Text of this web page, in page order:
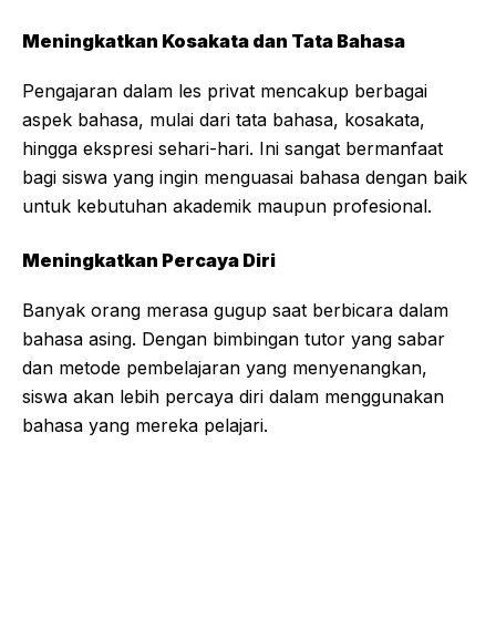
Meningkatkan Kosakata dan Tata Bahasa
Pengajaran dalam les privat mencakup berbagai
aspek bahasa, mulai dari tata bahasa, kosakata,
hingga ekspresi sehari-hari. Ini sangat bermanfaat
bagi siswa yang ingin menguasai bahasa dengan baik
untuk kebutuhan akademik maupun profesional.
Meningkatkan Percaya Diri
Banyak orang merasa gugup saat berbicara dalam
bahasa asing. Dengan bimbingan tutor yang sabar
dan metode pembelajaran yang menyenangkan,
siswa akan lebih percaya diri dalam menggunakan
bahasa yang mereka pelajari.